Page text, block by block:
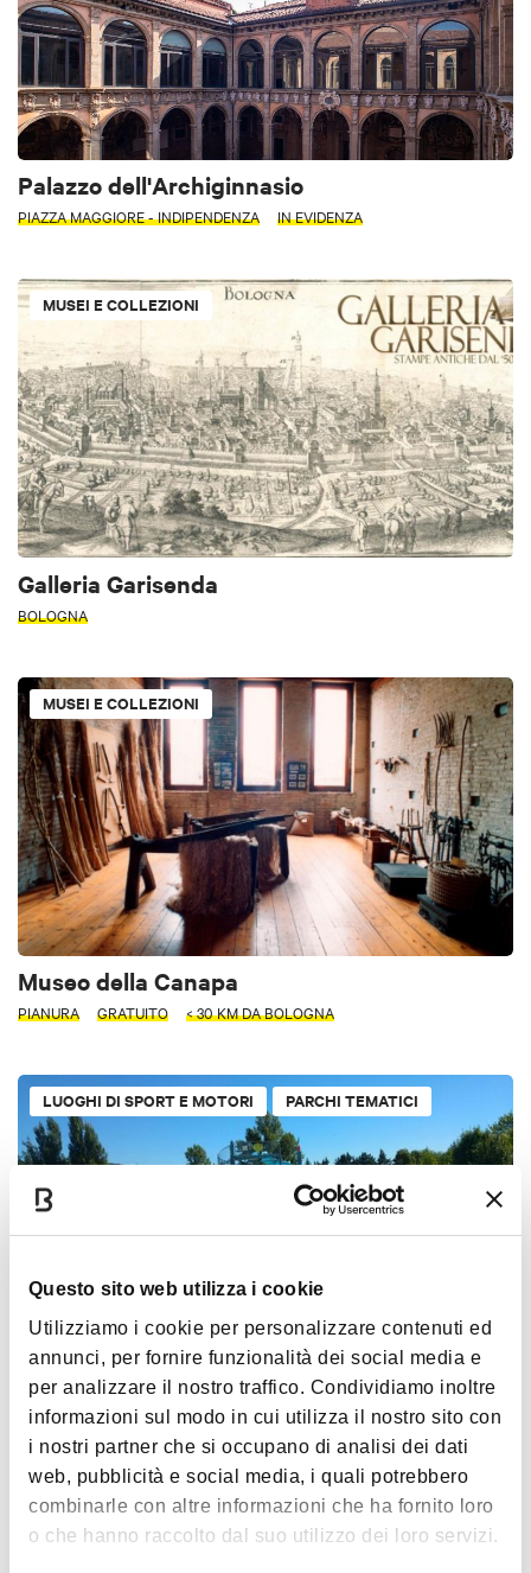
Questo sito web utilizza i cookie
Utilizziamo i cookie per personalizzare contenuti ed
annunci, per fornire funzionalità dei social media e
per analizzare il nostro traffico. Condividiamo inoltre
informazioni sul modo in cui utilizza il nostro sito con
i nostri partner che si occupano di analisi dei dati
web, pubblicità e social media, i quali potrebbero
combinarle con altre informazioni che ha fornito loro
o che hanno raccolto dal suo utilizzo dei loro servizi.
Palazzo dell'Archiginnasio
PIAZZA MAGGIORE - INDIPENDENZA IN EVIDENZA
MUSEI E COLLEZIONI
Galleria Garisenda
BOLOGNA
MUSEI E COLLEZIONI
Museo della Canapa
PIANURA GRATUITO < 30 KM DA BOLOGNA
LUOGHI DI SPORT E MOTORI PARCHI TEMATICI
Piscina Conca del Sole
APPENNINO PISCINE ACCESSIBILE < 90 KM DA BOLOGNA
CINEMA E TEATRI